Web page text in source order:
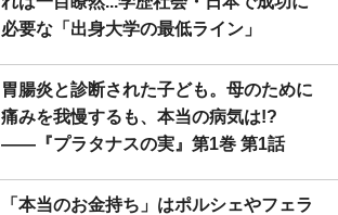
必要な「出身大学の最低ライン」
胃腸炎と診断された子ども。母のために
痛みを我慢するも、本当の病気は!?
――『プラタナスの実』第1巻 第1話
「本当のお金持ち」はポルシェやフェラ